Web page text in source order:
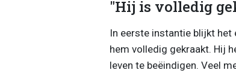
"Hij is volledig
In eerste instantie blijkt
hem volledig gekraakt. Hij
leven te beëindigen. Veel